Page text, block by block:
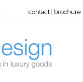
contact | brochure